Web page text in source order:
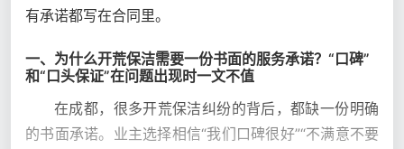
有承诺都写在合同里。
一、为什么开荒保洁需要一份书面的服务承诺？“口碑”
和“口头保证”在问题出现时一文不值
在成都，很多开荒保洁纠纷的背后，都缺一份明确
的书面承诺。业主选择相信“我们口碑很好”“不满意不要